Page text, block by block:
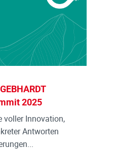
2025
voller Innovation,
Antworten